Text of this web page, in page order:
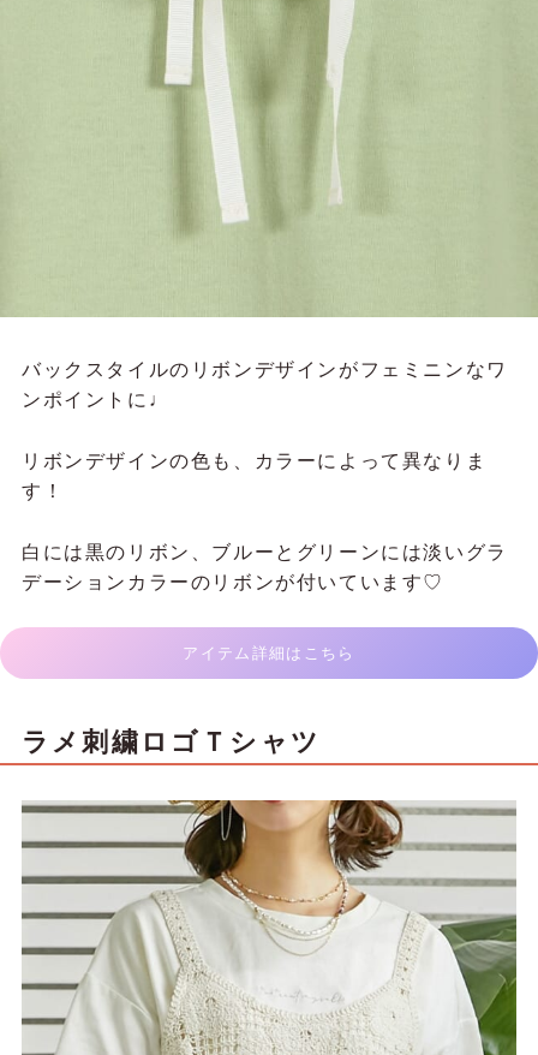
バックスタイルのリボンデザインがフェミニンなワ
ンポイントに♩
リボンデザインの色も、カラーによって異なりま
す！
白には黒のリボン、ブルーとグリーンには淡いグラ
デーションカラーのリボンが付いています♡
アイテム詳細はこちら
ラメ刺繍ロゴＴシャツ